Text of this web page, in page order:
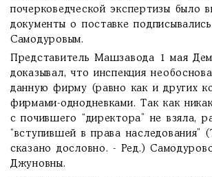
почерковедческой экспертизы было
документы о поставке
Самодуровым.
Представитель Машзавода 1 мая
доказывал, что инспекция
данную фирму (равно как и других
фирмами-однодневками. Так как
с почившего “директора” не взяла,
“вступившей в права наследования”
сказано дословно. - Ред.)
Джуновны.